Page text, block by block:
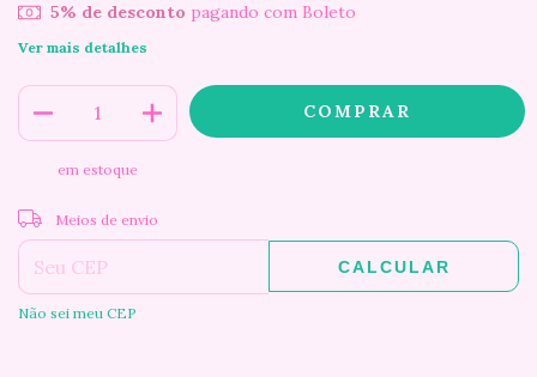
5% de desconto pagando com Boleto
Ver mais detalhes
em estoque
Entregas para o CEP:
Meios de envio
CALCULAR
Não sei meu CEP